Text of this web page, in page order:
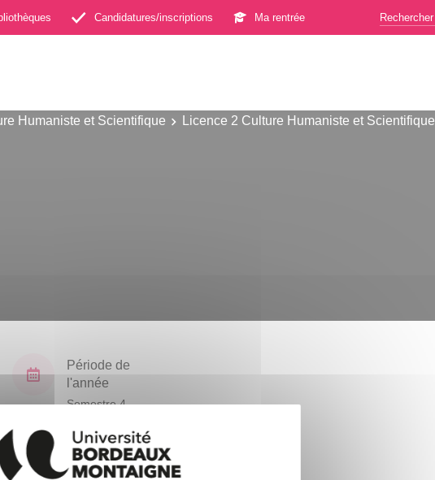
Candidatures/inscriptions Ma rentrée
Humaniste et Scientifique
Licence 2 Culture Humaniste et Scientifique
Période de
l'année
Semestre 4